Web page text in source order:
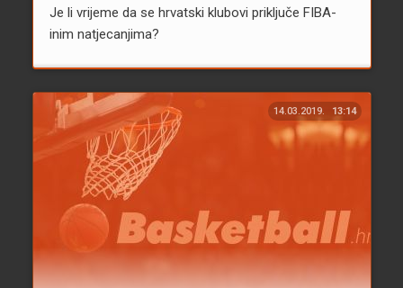
Je li vrijeme da se hrvatski klubovi priključe FIBA-
inim natjecanjima?
14.03.2019. 13:14